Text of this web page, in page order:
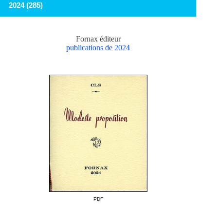
2024 (285)
Fornax éditeur
publications de 2024
PDF